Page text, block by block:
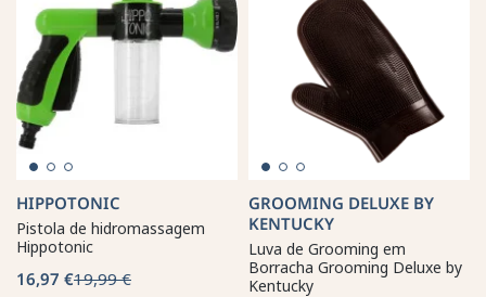
HIPPOTONIC
Pistola de hidromassagem
Hippotonic
16,97 €19,99 €
GROOMING DELUXE BY
KENTUCKY
Luva de Grooming em
Borracha Grooming Deluxe by
Kentucky